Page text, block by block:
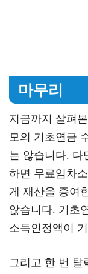
마무리
지금까지 살펴
모의 기초연금
는 않습니다. 다
하면 무료임차
게 재산을 증여
않습니다. 기초
소득인정액이
그리고 한 번 탈